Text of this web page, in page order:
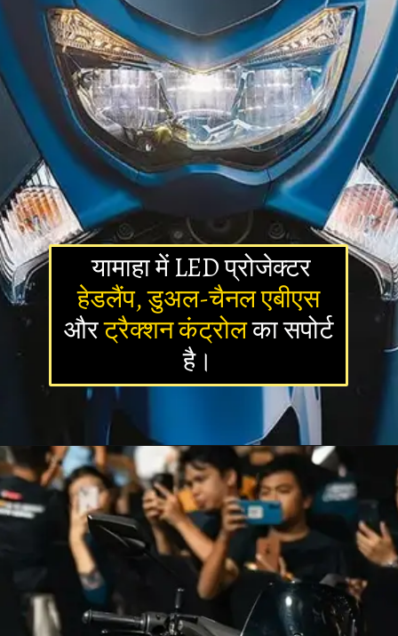
यामाहा में LED प्रोजेक्टर
हेडलैंप, डुअल-चैनल एबीएस
औरट्रैक्शन कंट्रोलका सपोर्ट
है।
Opening